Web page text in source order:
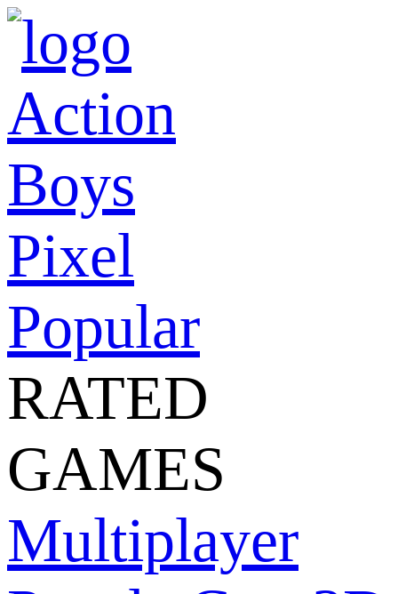
Action
Boys
Pixel
Popular
RATED
GAMES
Multiplayer